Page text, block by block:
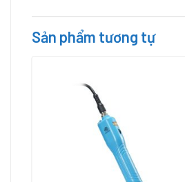
Sản phẩm tương tự